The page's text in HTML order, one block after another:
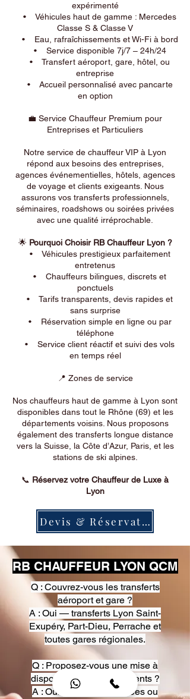
expérimenté
• Véhicules haut de gamme : Mercedes
Classe S & Classe V
• Eau, rafraîchissements et Wi-Fi à bord
• Service disponible 7j/7 – 24h/24
• Transfert aéroport, gare, hôtel, ou
entreprise
• Accueil personnalisé avec pancarte
en option
💼 Service Chauffeur Premium pour
Entreprises et Particuliers
Notre service de chauffeur VIP à Lyon
répond aux besoins des entreprises,
agences événementielles, hôtels, agences
de voyage et clients exigeants. Nous
assurons vos transferts professionnels,
séminaires, roadshows ou soirées privées
avec une qualité irréprochable.
🌟 Pourquoi Choisir RB Chauffeur Lyon ?
• Véhicules prestigieux parfaitement
entretenus
• Chauffeurs bilingues, discrets et
ponctuels
• Tarifs transparents, devis rapides et
sans surprise
• Réservation simple en ligne ou par
téléphone
• Service client réactif et suivi des vols
en temps réel
📍 Zones de service
Nos chauffeurs haut de gamme à Lyon sont
disponibles dans tout le Rhône (69) et les
départements voisins. Nous proposons
également des transferts longue distance
vers la Suisse, la Côte d’Azur, Paris, et les
stations de ski alpines.
📞 Réservez votre Chauffeur de Luxe à
Lyon
Devis & Réservation
RB CHAUFFEUR LYON QCM
Q : Couvrez-vous les transferts
aéroport et gare ?
A : Oui — transferts Lyon Saint-
Exupéry, Part-Dieu, Perrache et
toutes gares régionales.
Q : Proposez-vous une mise à
disposition pour événements ?
A : Oui — heures, journées ou